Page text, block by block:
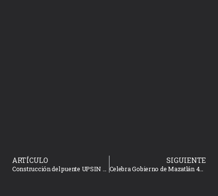
ARTÍCULO SIGUIENTE
Celebra Gobierno de Mazatlán 42 aniversario de Acuario Mazatlán